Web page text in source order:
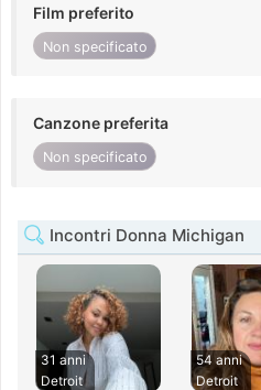
Film preferito
Non specificato
Canzone preferita
Non specificato
Incontri Donna Michigan
31 anni
Detroit
54 anni
Detroit